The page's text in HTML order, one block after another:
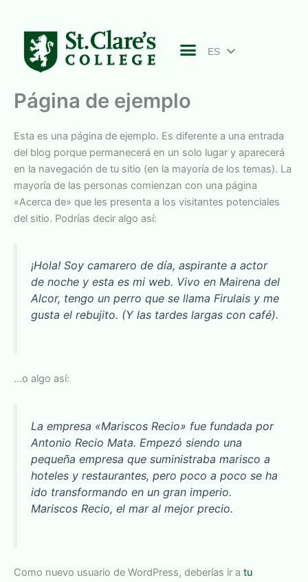
contenido
ES
EN
Página de ejemplo
Esta es una página de ejemplo. Es diferente a una entrada
del blog porque permanecerá en un solo lugar y aparecerá
en la navegación de tu sitio (en la mayoría de los temas). La
mayoría de las personas comienzan con una página
«Acerca de» que les presenta a los visitantes potenciales
del sitio. Podrías decir algo así:
¡Hola! Soy camarero de día, aspirante a actor
de noche y esta es mi web. Vivo en Mairena del
Alcor, tengo un perro que se llama Firulais y me
gusta el rebujito. (Y las tardes largas con café).
…o algo así:
La empresa «Mariscos Recio» fue fundada por
Antonio Recio Mata. Empezó siendo una
pequeña empresa que suministraba marisco a
hoteles y restaurantes, pero poco a poco se ha
ido transformando en un gran imperio.
Mariscos Recio, el mar al mejor precio.
Como nuevo usuario de WordPress, deberías ir a tu